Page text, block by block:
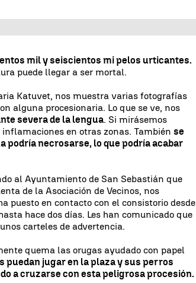
mil y seiscientos mi pelos urticantes.
puede llegar a ser mortal.
Katuvet, nos muestra varias fotografías
alguna procesionaria. Lo que se ve, nos
severa de la lengua. Si mirásemos
en otras zonas. Tambiénse
podría necrosarse, lo que podría acabar
al Ayuntamiento de San Sebastián que
de la Asociación de Vecinos, nos
puesto en contacto con el consistorio desde
hace dos días. Les han comunicado que
carteles de advertencia.
quema las orugas ayudado con papel
puedan jugar en la plaza y sus perros
a cruzarse con esta peligrosa procesión.